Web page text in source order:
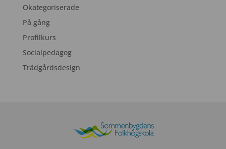
Okategoriserade
På gång
Profilkurs
Socialpedagog
Trädgårdsdesign